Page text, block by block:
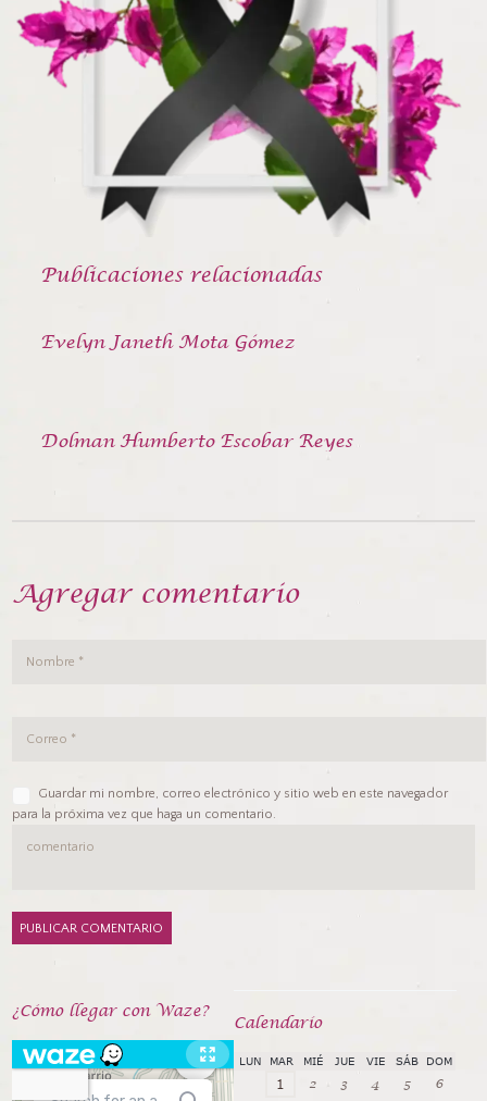
Publicaciones relacionadas
Evelyn Janeth Mota Gómez
Dolman Humberto Escobar Reyes
Agregar comentario
Guardar mi nombre, correo electrónico y sitio web en este navegador
para la próxima vez que haga un comentario.
¿Cómo llegar con Waze?
Calendarío
LUN MAR MIÉ JUE VIE SÁB DOM
1 2 3 4 5
6